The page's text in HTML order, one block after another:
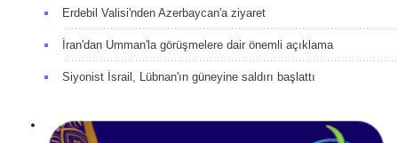
Erdebil Valisi'nden Azerbaycan'a ziyaret
İran'dan Umman'la görüşmelere dair önemli açıklama
Siyonist İsrail, Lübnan'ın güneyine saldırı başlattı